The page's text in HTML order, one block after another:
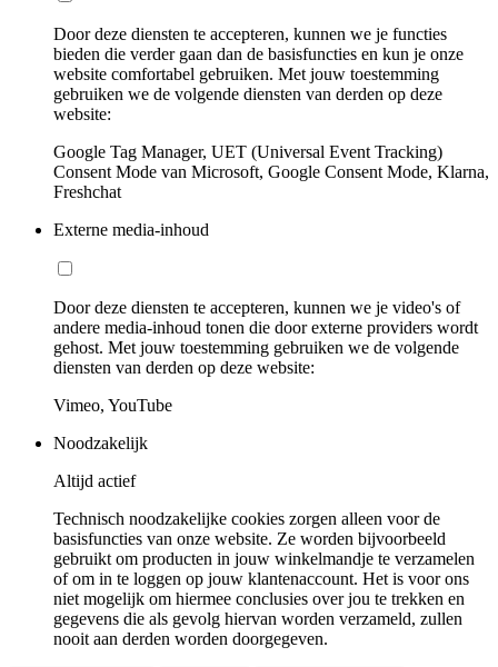
Door deze diensten te accepteren, kunnen we je functies
bieden die verder gaan dan de basisfuncties en kun je onze
website comfortabel gebruiken. Met jouw toestemming
gebruiken we de volgende diensten van derden op deze
website:
Google Tag Manager, UET (Universal Event Tracking)
Consent Mode van Microsoft, Google Consent Mode, Klarna,
Freshchat
Externe media-inhoud
Door deze diensten te accepteren, kunnen we je video's of
andere media-inhoud tonen die door externe providers wordt
gehost. Met jouw toestemming gebruiken we de volgende
diensten van derden op deze website:
Vimeo, YouTube
Noodzakelijk
Altijd actief
Technisch noodzakelijke cookies zorgen alleen voor de
basisfuncties van onze website. Ze worden bijvoorbeeld
gebruikt om producten in jouw winkelmandje te verzamelen
of om in te loggen op jouw klantenaccount. Het is voor ons
niet mogelijk om hiermee conclusies over jou te trekken en
gegevens die als gevolg hiervan worden verzameld, zullen
nooit aan derden worden doorgegeven.